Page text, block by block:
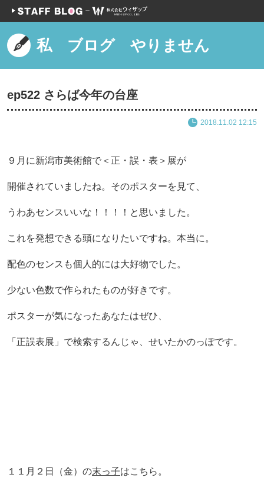
私 ブログ やりません
ep522 さらば今年の台座
2018.11.02 12:15
９月に新潟市美術館で＜正・誤・表＞展が
開催されていましたね。そのポスターを見て、
うわあセンスいいな！！！！と思いました。
これを発想できる頭になりたいですね。本当に。
配色のセンスも個人的には大好物でした。
少ない色数で作られたものが好きです。
ポスターが気になったあなたはぜひ、
「正誤表展」で検索するんじゃ、せいたかのっぽです。
１１月２日（金）の末っ子はこちら。